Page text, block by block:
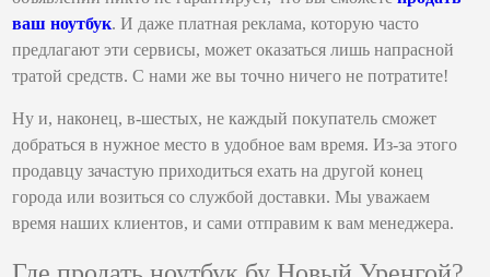
ваш ноутбук. И даже платная реклама, которую часто
предлагают эти сервисы, может оказаться лишь напрасной
тратой средств. С нами же вы точно ничего не потратите!
Ну и, наконец, в-шестых, не каждый покупатель сможет
добраться в нужное место в удобное вам время. Из-за этого
продавцу зачастую приходиться ехать на другой конец
города или возиться со службой доставки. Мы уважаем
время наших клиентов, и сами отправим к вам менеджера.